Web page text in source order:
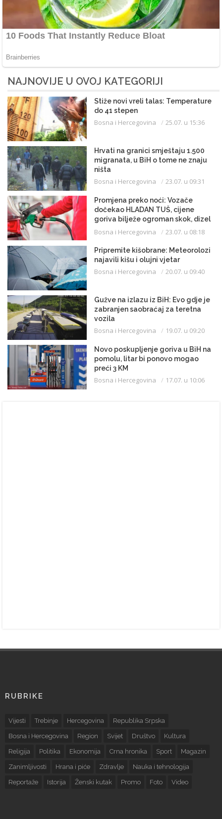
NAJNOVIJE U OVOJ KATEGORIJI
Stiže novi vreli talas: Temperature
do 41 stepen
Bosna i Hercegovina 25.07. u 15:36
Hrvati na granici smještaju 1.500
migranata, u BiH o tome ne znaju
ništa
Bosna i Hercegovina 23.07. u 09:31
Promjena preko noći: Vozače
dočekao HLADAN TUŠ, cijene
goriva bilježe ogroman skok, dizel
uveliko prešao 3,20 KM
Bosna i Hercegovina 23.07. u 08:18
Pripremite kišobrane: Meteorolozi
najavili kišu i olujni vjetar
Bosna i Hercegovina 20.07. u 09:40
Gužve na izlazu iz BiH: Evo gdje je
zabranjen saobraćaj za teretna
vozila
Bosna i Hercegovina 19.07. u 09:20
Novo poskupljenje goriva u BiH na
pomolu, litar bi ponovo mogao
preći 3 KM
Bosna i Hercegovina 17.07. u 10:06
RUBRIKE
Vijesti Trebinje Hercegovina Republika Srpska
Bosna i Hercegovina Region Svijet Društvo Kultura
Religija Politika Ekonomija Crna hronika Sport Magazin
Zanimljivosti Hrana i piće Zdravlje Nauka i tehnologija
Reportaže Istorija Ženski kutak Promo Foto Video